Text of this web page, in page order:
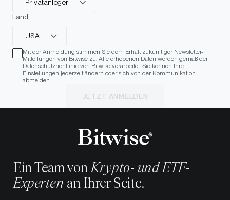
Privatanleger
Land
USA
Mit der Anmeldung stimmen Sie dem Erhalt zukünftiger Newsletter-
Mitteilungen von Bitwise zu. Alle erhobenen Daten werden gemäß der
Datenschutzrichtlinie von Bitwise verarbeitet. Sie können Ihre
Einstellungen jederzeit ändern oder sich von der Kommunikation
abmelden.
JETZT ANMELDEN
Ein Team von Krypto- und ETF-
Experten an Ihrer Seite.